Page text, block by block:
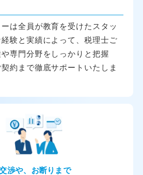
は全員が教育を受けたスタッ
験と実績によって、税理士ご
専門分野をしっかりと把握
約まで徹底サポートいたしま
渉や、お断りまで